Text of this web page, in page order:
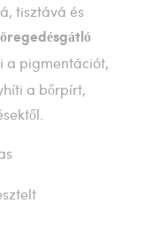
tisztává és
a pigmentációt,
a bőrpírt,